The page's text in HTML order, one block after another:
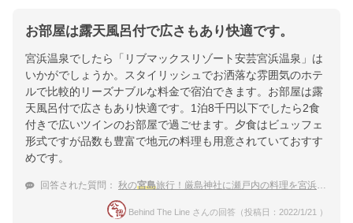
お部屋は露天風呂付で広さもあり快適です。
宮浜温泉でしたら「リブマックスリゾート安芸宮浜温泉」は
いかがでしょうか。スタイリッシュでお洒落な雰囲気のホテ
ルで比較的リーズナブルな料金で宿泊できます。お部屋は露
天風呂付で広さもあり快適です。1泊8千円以下でしたら2食
付きで広いツインのお部屋で過ごせます。夕食はビュッフェ
形式ですが品数も豊富で地元の料理も用意されていておすす
めです。
回答された質問： 秋の宮島旅行！厳島神社に瀬戸内の料理を宮浜温泉で味わい尽くしたい
Behind The Line さんの回答（投稿日：2022/1/21 ）